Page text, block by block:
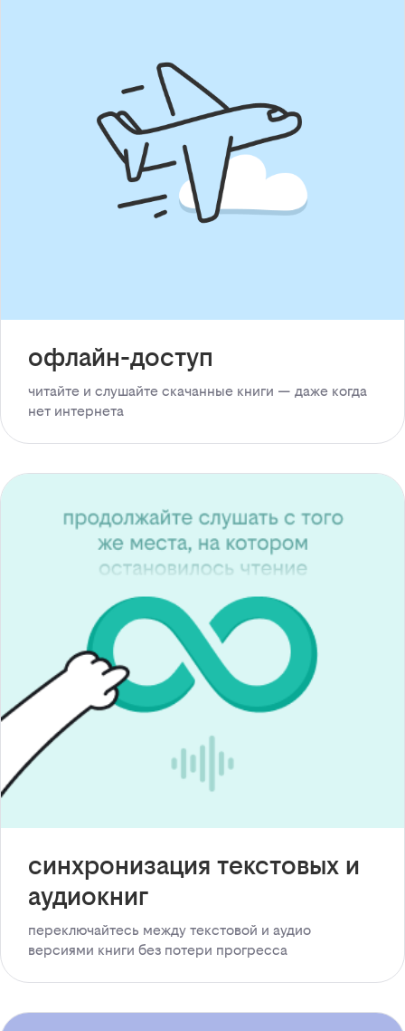
офлайн-доступ
читайте и слушайте скачанные книги — даже когда
нет интернета
синхронизация текстовых и
аудиокниг
переключайтесь между текстовой и аудио
версиями книги без потери прогресса